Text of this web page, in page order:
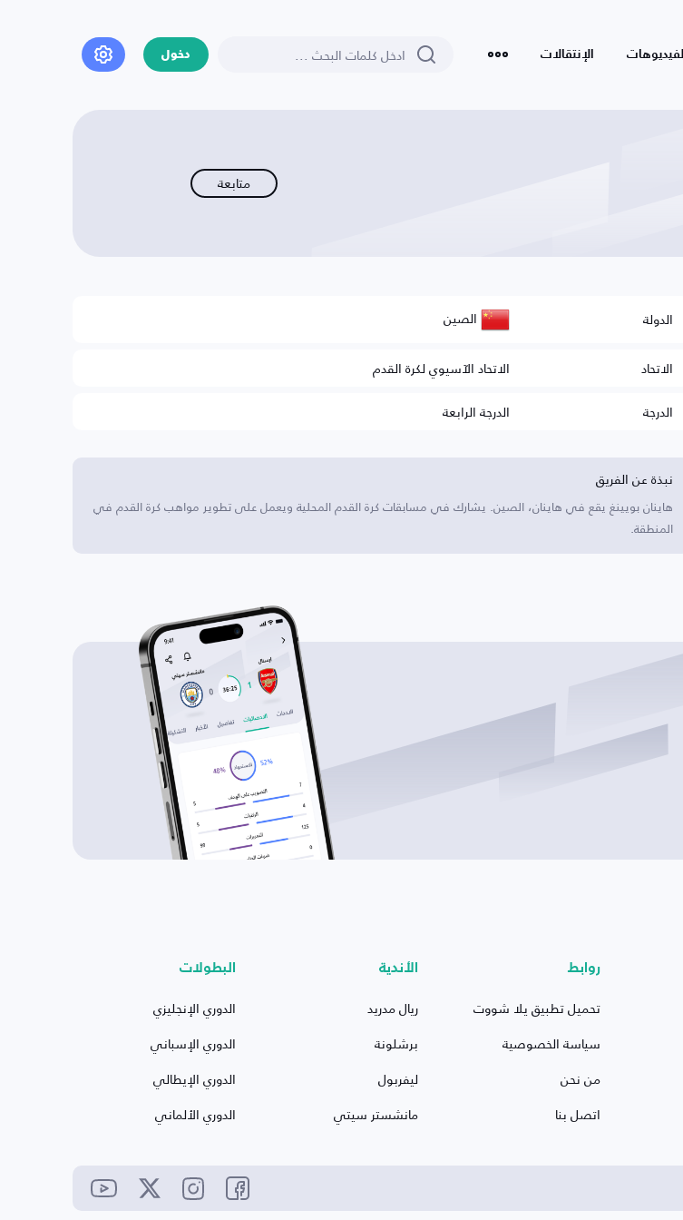
الفيديوهات الإنتقالات دخول
متابعة
الدولة الصين
الاتحاد
الاتحاد الآسيوي لكرة القدم
الدرجة
الدرجة الرابعة
نبذة عن الفريق
هاينان بويينغ يقع في هاينان، الصين. يشارك في مسابقات كرة القدم المحلية ويعمل على تطوير مواهب كرة القدم في
المنطقة.
روابط
تحميل تطبيق يلا شووت
سياسة الخصوصية
من نحن
اتصل بنا
الأندية
ريال مدريد
برشلونة
ليفربول
مانشستر سيتي
البطولات
الدوري الإنجليزي
الدوري الإسباني
الدوري الإيطالي
الدوري الألماني